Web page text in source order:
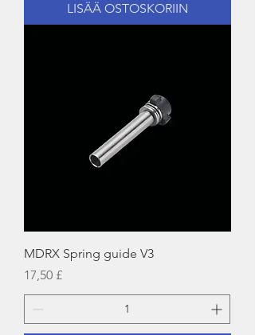
LISÄÄ OSTOSKORIIN
MDRX Spring guide V3
Hinta
17,50 £